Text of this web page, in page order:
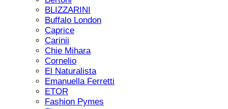
BLIZZARINI
Buffalo London
Caprice
Carinii
Chie Mihara
Cornelio
El Naturalista
Emanuella Ferretti
ETOR
Fashion Pymes